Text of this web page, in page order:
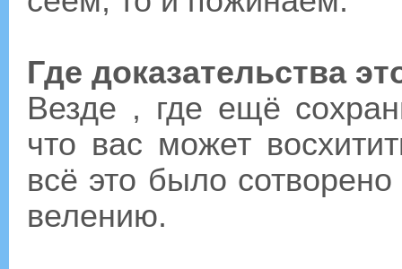
Где доказательства
Везде , где ещё
что вас может
всё это было
велению.